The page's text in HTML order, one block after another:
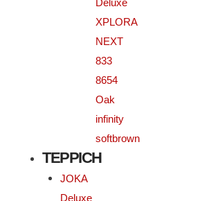
Deluxe
XPLORA
NEXT
833
8654
Oak
infinity
softbrown
TEPPICH
JOKA
Deluxe